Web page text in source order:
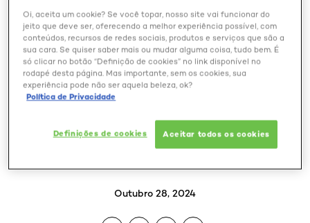
BELEZA EXTRAORDINÁRIA
COMO RECUPERAR AS
PONTAS DO CABELO
DANIFICADO? CONFIRA
PRECISAR CORTAR OS
FIOS
Outubro 28, 2024
Oi, aceita um cookie? Se você topar, nosso site vai funcionar do
jeito que deve ser, oferecendo a melhor experiência possível, com
conteúdos, recursos de redes sociais, produtos e serviços que são a
sua cara. Se quiser saber mais ou mudar alguma coisa, tudo bem. É
só clicar no botão “Definição de cookies” no link disponível no
rodapé desta página. Mas importante, sem os cookies, sua
experiência pode não ser aquela beleza, ok?
Política de Privacidade
Definições de cookies Aceitar todos os cookies